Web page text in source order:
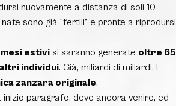
nuovamente a distanza di soli 10
sono già “fertili” e pronte a riprodursi
mesi estivi si saranno generate oltre 65
individui. Già, miliardi di miliardi. E
zanzara originale.
paragrafo, deve ancora venire, ed